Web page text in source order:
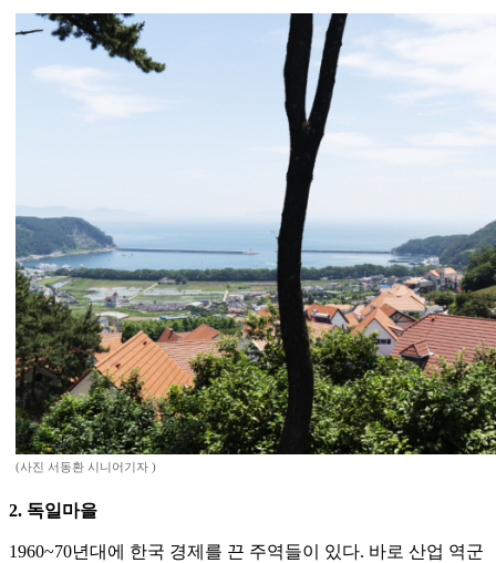
(사진 서동환 시니어기자 )
2. 독일마을
1960~70년대에 한국 경제를 끈 주역들이 있다. 바로 산업 역군